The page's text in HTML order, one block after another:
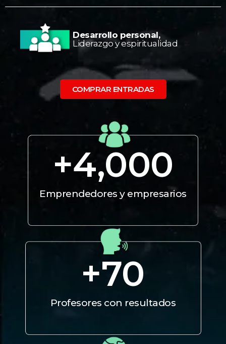
Desarrollo personal,
Liderazgo y espiritualidad
COMPRAR ENTRADAS
Emprendedores y empresarios
+4,000
Profesores con resultados
+70